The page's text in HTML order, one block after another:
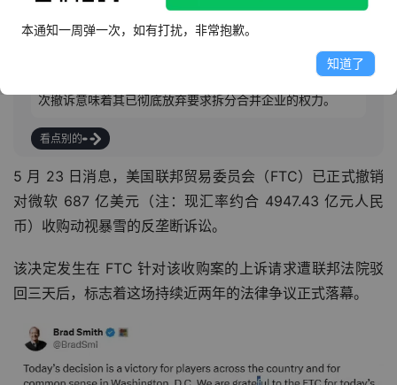
美元收购动视暴雪的反垄断诉讼。此前，FTC的上诉请求
被联邦法院驳回。此次撤诉标志着近两年的法律争议结
束，微软副董事长称这是玩家和理性决策的胜利。微软于
2023年10月完成收购，尽管FTC仍保留法律追溯权，但此
次撤诉意味着其已彻底放弃要求拆分合并企业的权力。
看点别的
5 月 23 日消息，美国联邦贸易委员会（FTC）已正式撤销
对微软 687 亿美元（注：现汇率约合 4947.43 亿元人民
币）收购动视暴雪的反垄断诉讼。
该决定发生在 FTC 针对该收购案的上诉请求遭联邦法院驳
回三天后，标志着这场持续近两年的法律争议正式落幕。
本通知一周弹一次，如有打扰，非常抱歉。
知道了